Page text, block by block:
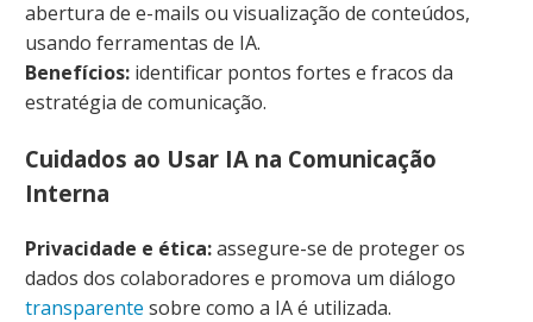
abertura de e-mails ou visualização de conteúdos,
usando ferramentas de IA.
Benefícios: identificar pontos fortes e fracos da
estratégia de comunicação.
Cuidados ao Usar IA na Comunicação
Interna
Privacidade e ética:assegure-se de proteger os
dados dos colaboradores e promova um diálogo
transparente sobre como a IA é utilizada.